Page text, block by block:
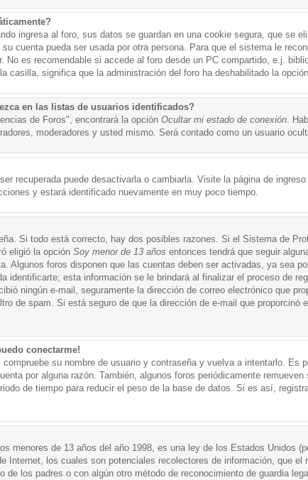
ingresa al foro, sus datos se guardan en una cookie segura, que se
cuenta pueda ser usada por otra persona. Para que el sistema le
No es recomendable si accede al foro desde un PC compartido, e.j.
casilla, significa que la administración del foro ha deshabilitado la
en las listas de usuarios identificados?
de Foros", encontrará la opción Ocultar mi estado de conexión.
moderadores y usted mismo. Será contado como un usuario
recuperada puede desactivarla o cambiarla. Visite la página de ingreso
y estará identificado nuevamente en muy poco tiempo.
Si todo está correcto, hay dos posibles razones. Si el Sistema de
eligió la opción Soy menor de 13 años entonces tendrá que seguir
Algunos foros disponen que las cuentas deben ser activadas, ya sea
identificarte; esta información se le brindará al finalizar el proceso de
ningún e-mail, seguramente la dirección de correo electrónico que
de spam. Si está seguro de que la dirección de e-mail que proporcinó
conectarme!
su nombre de usuario y contraseña y vuelva a intentarlo. Es
por alguna razón. También, algunos foros periódicamente remueven
de tiempo para reducir el peso de la base de datos. Si es así,
menores de 13 años del año 1998, es una ley de los Estados Unidos
Internet, los cuales son potenciales recolectores de información, que el
los padres o con algún otro método de reconocimiento de guardia